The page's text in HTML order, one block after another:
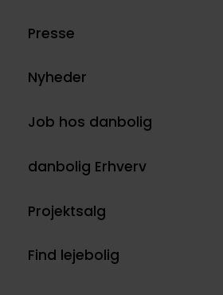
Presse
Nyheder
Job hos danbolig
danbolig Erhverv
Projektsalg
Find lejebolig